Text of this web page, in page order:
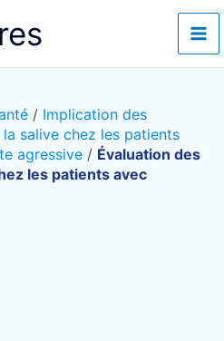
/ Implication des
salive chez les patients
agressive / Évaluation des
les patients avec